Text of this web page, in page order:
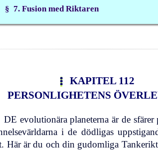
§ 7. Fusion med Riktaren
KAPITEL 112
PERSONLIGHETENS
DE evolutionära planeterna är de
i de dödligas
Här är du och din gudomliga